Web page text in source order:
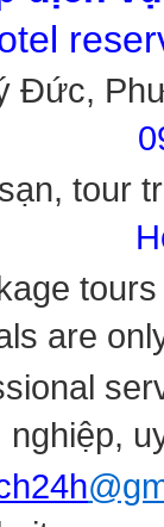
Đức,
tour
are
nghiệp,